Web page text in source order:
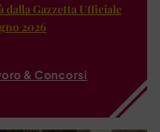
dalla Gazzetta Ufficiale
2026
& Concorsi